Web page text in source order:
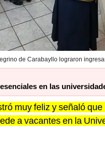
de Carabayllo lograron
en las
muy feliz y señaló
a vacantes en la